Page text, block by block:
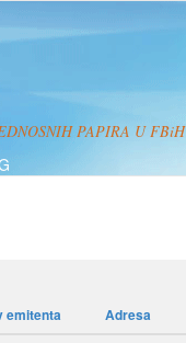
PAPIRA U FBiH
emitenta Adresa